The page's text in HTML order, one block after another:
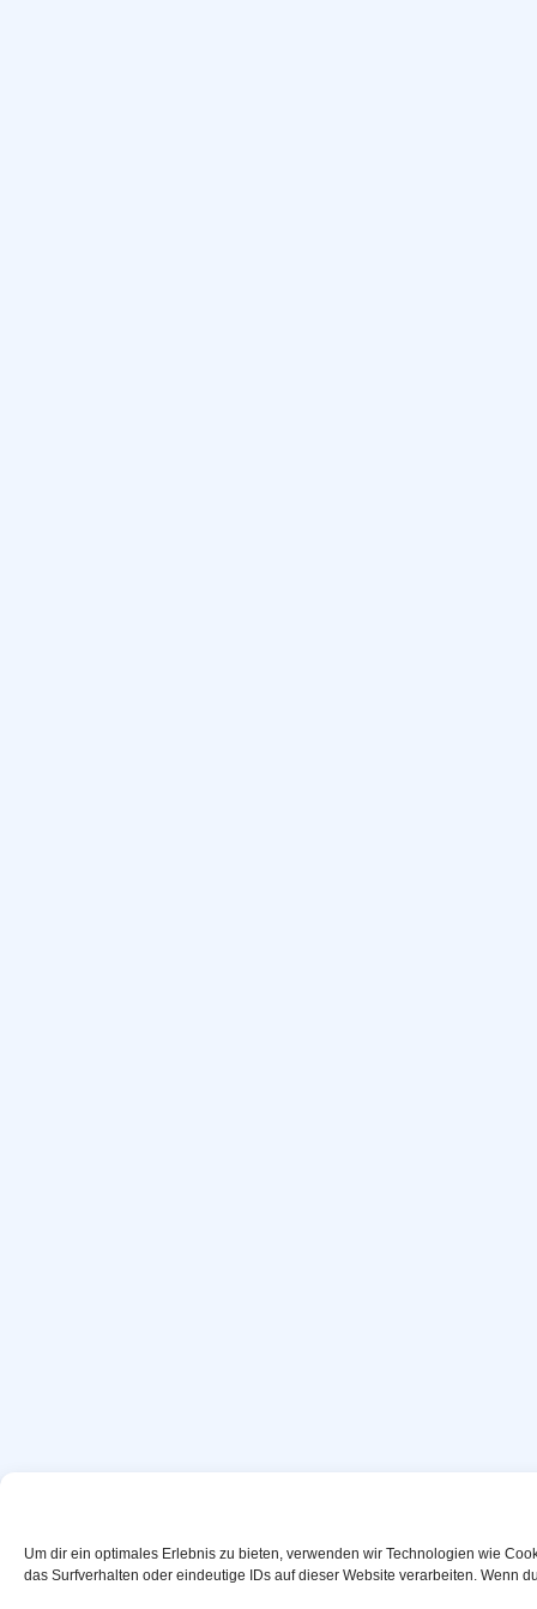
Um dir ein optimales Erlebnis zu bieten, verwenden wir Technologien wie
das Surfverhalten oder eindeutige IDs auf dieser Website verarbeiten. Wenn